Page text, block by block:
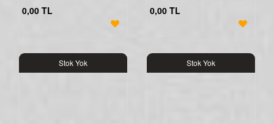
0,00 TL 0,00 TL
Stok Yok Stok Yok